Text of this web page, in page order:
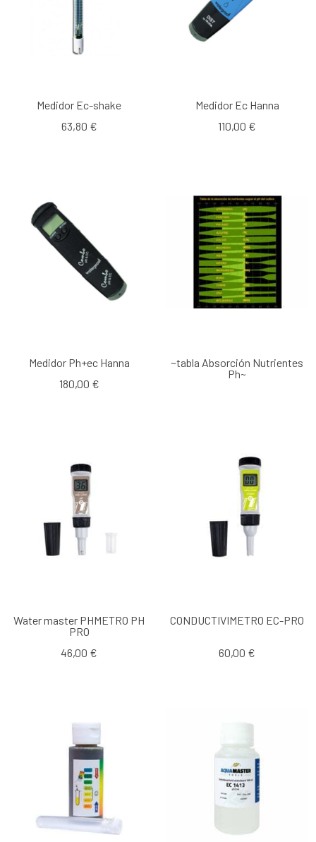
Medidor Ec-shake
63,80 €
Medidor Ec Hanna
110,00 €
Medidor Ph+ec Hanna
180,00 €
~tabla Absorción Nutrientes
Ph~
Water master PHMETRO PH
PRO
46,00 €
CONDUCTIVIMETRO EC-PRO
60,00 €